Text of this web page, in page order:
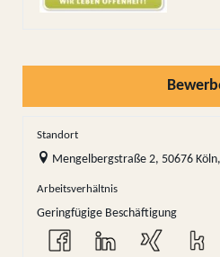
Standort
Mengelbergstraße 2, 50676
Arbeitsverhältnis
Geringfügige Beschäftigung